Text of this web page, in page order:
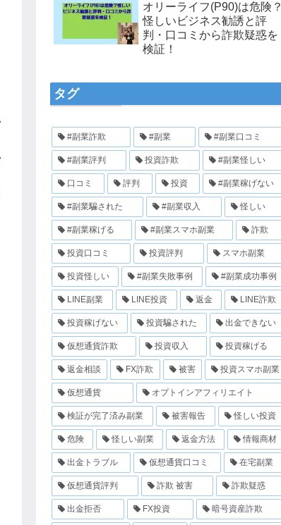
オリーライフ(P90)は危険？
怪しいビジネス勧誘と評
判・口コミから詐欺疑惑を
検証！
タグ
#副業詐欺 #副業 #副業口コミ
#副業評判 投資詐欺 #副業怪しい
口コミ 評判 投資 #副業稼げない
#副業騙された #副業収入 怪しい
#副業稼げる #副業スマホ副業 詐欺
投資口コミ 投資評判 スマホ副業
投資怪しい #副業失敗事例 #副業成功事例
LINE副業 LINE投資 返金 LINE詐欺
投資稼げない 投資騙された 出金できない
仮想通貨詐欺 投資収入 投資稼げる
返金相談 FX詐欺 被害 投資スマホ副業
仮想通貨 オプトインアフィリエイト
検証が完了済み副業 被害報告 怪しい投資
危険 怪しい副業 返金方法 情報商材
出金トラブル 仮想通貨口コミ 在宅副業
仮想通貨評判 詐欺 被害 詐欺疑惑
出金拒否 FX投資 暗号資産詐欺